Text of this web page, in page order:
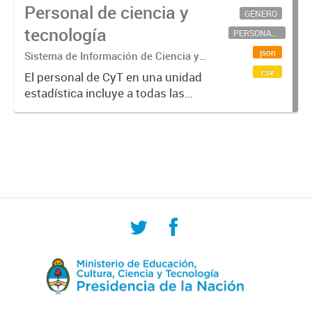
Personal de ciencia y
tecnología
Sistema de Información de Ciencia y
Tecnología Argentino (SICYTAR)
El personal de CyT en una unidad
estadística incluye a todas las
personas involucradas
GÉNERO
PERSONAL CIENTÍFICO-TECNOLÓGICO
json
csv